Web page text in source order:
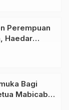
Perempuan
Haedar
ke-15
Bagi
Mabicab
Lepas